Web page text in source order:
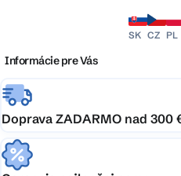
SK CZ PL
Informácie pre Vás
Doprava ZADARMO nad 300